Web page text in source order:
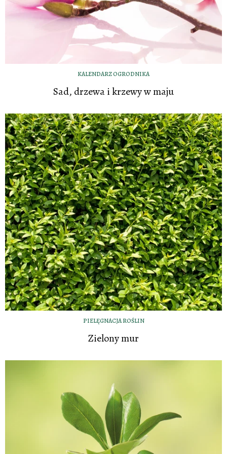
KALENDARZ OGRODNIKA
Sad, drzewa i krzewy w maju
PIELĘGNACJA ROŚLIN
Zielony mur